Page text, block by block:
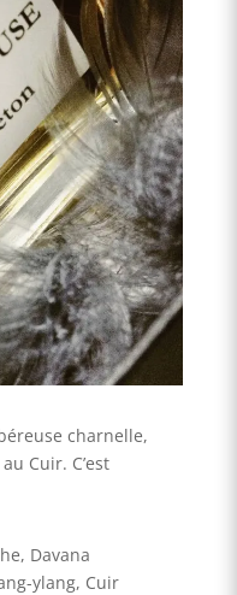
charnelle,
Cuir. C’est
Davana
ylang, Cuir